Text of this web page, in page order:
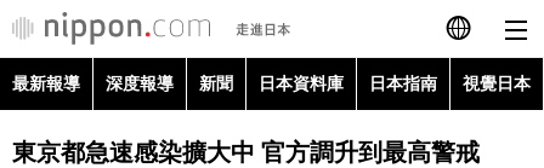
日本語
English
最新報導 深度報導 新聞 日本資料庫 日本指南 視覺日本
東京都急速感染擴大中 官方調升到最高警戒